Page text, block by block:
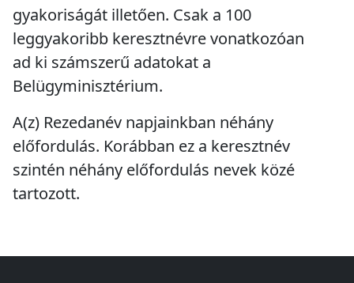
gyakoriságát illetően. Csak a 100
leggyakoribb keresztnévre vonatkozóan
ad ki számszerű adatokat a
Belügyminisztérium.
A(z) Rezedanév napjainkban néhány
előfordulás. Korábban ez a keresztnév
szintén néhány előfordulás nevek közé
tartozott.